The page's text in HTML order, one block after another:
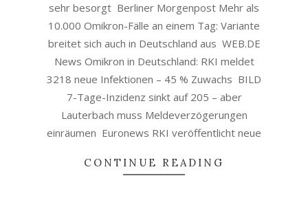
sehr besorgt Berliner Morgenpost Mehr als
10.000 Omikron-Fälle an einem Tag: Variante
breitet sich auch in Deutschland aus WEB.DE
News Omikron in Deutschland: RKI meldet
3218 neue Infektionen – 45 % Zuwachs BILD
7-Tage-Inzidenz sinkt auf 205 – aber
Lauterbach muss Meldeverzögerungen
einräumen Euronews RKI veröffentlicht neue
CONTINUE READING